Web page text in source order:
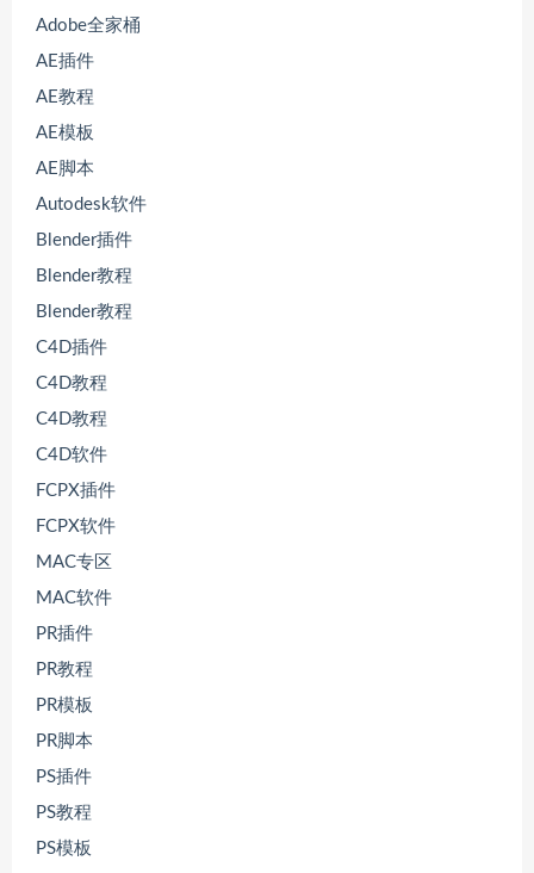
Adobe全家桶
AE插件
AE教程
AE模板
AE脚本
Autodesk软件
Blender插件
Blender教程
Blender教程
C4D插件
C4D教程
C4D教程
C4D软件
FCPX插件
FCPX软件
MAC专区
MAC软件
PR插件
PR教程
PR模板
PR脚本
PS插件
PS教程
PS模板